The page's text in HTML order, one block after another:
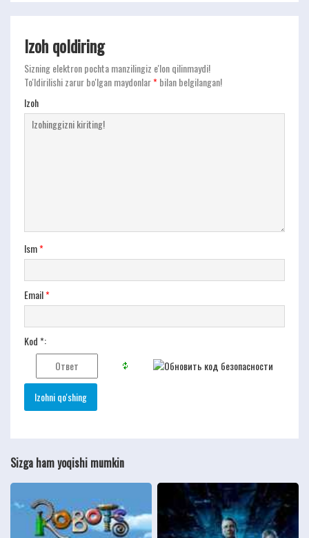
Izoh qoldiring
Sizning elektron pochta manzilingiz e'lon qilinmaydi!
To'ldirilishi zarur bo'lgan maydonlar*bilan belgilangan!
Izoh
Ism*
Email*
Kod *:
Sizga ham yoqishi mumkin